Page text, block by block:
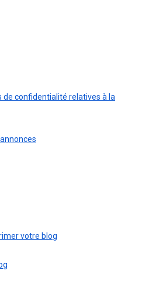
confidentialité relatives à la
votre blog